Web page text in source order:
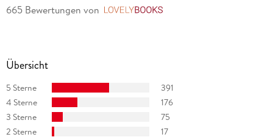
665 Bewertungen von
Übersicht
5 Sterne
391
4 Sterne
176
3 Sterne
75
2 Sterne
17